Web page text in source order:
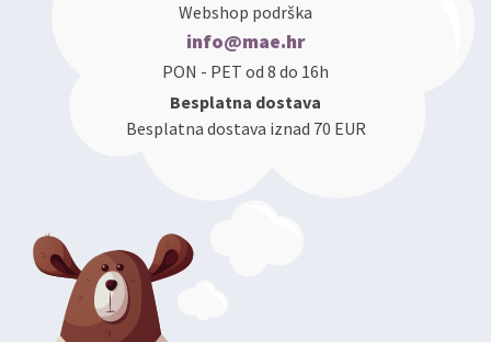
Webshop podrška
info@mae.hr
PON - PET od 8 do 16h
Besplatna dostava
Besplatna dostava iznad 70 EUR